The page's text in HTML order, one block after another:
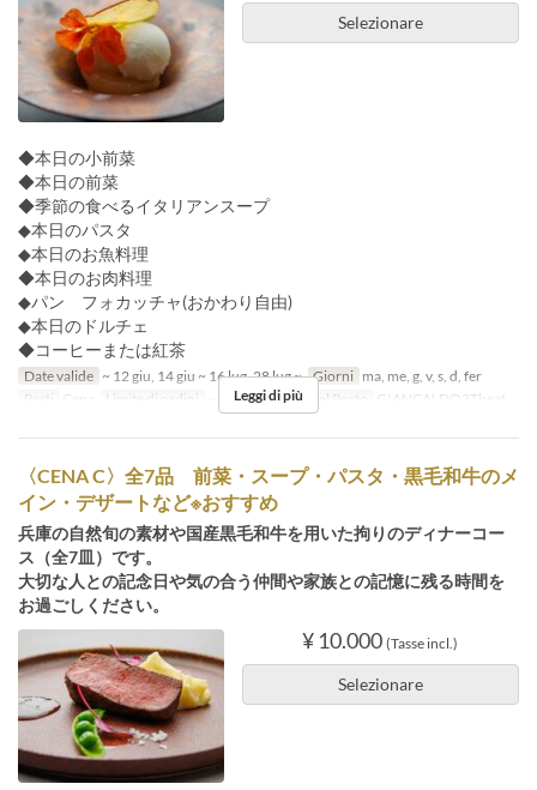
Selezionare
◆本日の小前菜
◆本日の前菜
◆季節の食べるイタリアンスープ
◆本日のパスタ
◆本日のお魚料理
◆本日のお肉料理
◆パン フォカッチャ(おかわり自由)
◆本日のドルチェ
◆コーヒーまたは紅茶
Date valide ~ 12 giu, 14 giu ~ 16 lug, 28 lug ~ Giorni ma, me, g, v, s, d, fer
Pasti
Cena Limite di ordini ~ 15 Categoria del Posto GIANCALDO3Theat
Leggi di più
〈CENA C〉全7品 前菜・スープ・パスタ・黒毛和牛のメ
イン・デザートなど※おすすめ
兵庫の自然旬の素材や国産黒毛和牛を用いた拘りのディナーコー
ス（全7皿）です。
⼤切な⼈との記念⽇や気の合う仲間や家族との記憶に残る時間を
お過ごしください。
¥ 10.000 (Tasse incl.)
Selezionare